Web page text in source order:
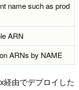
name such as prod
ARN
ARNs by NAME
経由でデプロイした